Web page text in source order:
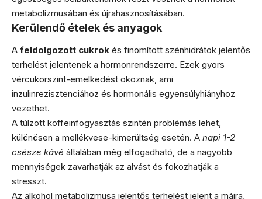
metabolizmusában és újrahasznosításában.
Kerülendő ételek és anyagok
A feldolgozott cukrok és finomított szénhidrátok jelentős
terhelést jelentenek a hormonrendszerre. Ezek gyors
vércukorszint-emelkedést okoznak, ami
inzulinrezisztenciához és hormonális egyensúlyhiányhoz
vezethet.
A túlzott koffeinfogyasztás szintén problémás lehet,
különösen a mellékvese-kimerültség esetén. A napi 1-2
csésze kávé általában még elfogadható, de a nagyobb
mennyiségek zavarhatják az alvást és fokozhatják a
stresszt.
Az alkohol metabolizmusa jelentős terhelést jelent a májra,